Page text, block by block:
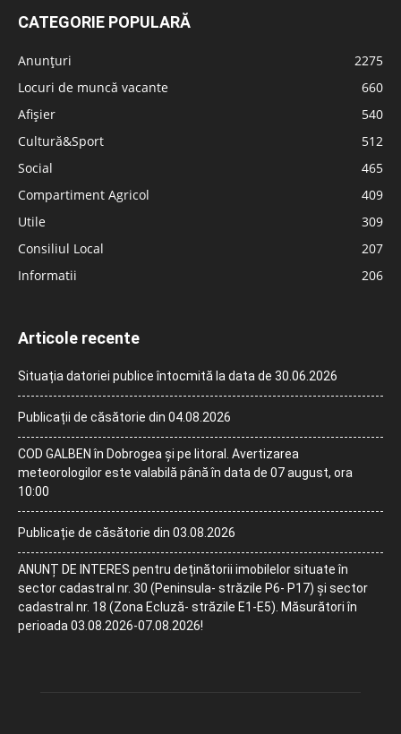
CATEGORIE POPULARĂ
Anunțuri
2275
Locuri de muncă vacante
660
Afișier
540
Cultură&Sport
512
Social
465
Compartiment Agricol
409
Utile
309
Consiliul Local
207
Informatii
206
Articole recente
Situația datoriei publice întocmită la data de 30.06.2026
Publicații de căsătorie din 04.08.2026
COD GALBEN în Dobrogea și pe litoral. Avertizarea
meteorologilor este valabilă până în data de 07 august, ora
10:00
Publicație de căsătorie din 03.08.2026
ANUNȚ DE INTERES pentru deținătorii imobilelor situate în
sector cadastral nr. 30 (Peninsula- străzile P6- P17) și sector
cadastral nr. 18 (Zona Ecluză- străzile E1-E5). Măsurători în
perioada 03.08.2026-07.08.2026!